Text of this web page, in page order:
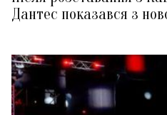
Дантес показався з